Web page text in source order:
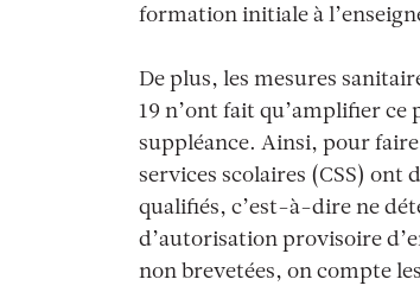
formation initiale à
De plus, les mesures
19 n’ont fait qu’amplifier ce
suppléance. Ainsi, pour
services scolaires (CSS) ont
qualifiés, c’est-à-dire ne
d’autorisation provisoire
non brevetées, on compte